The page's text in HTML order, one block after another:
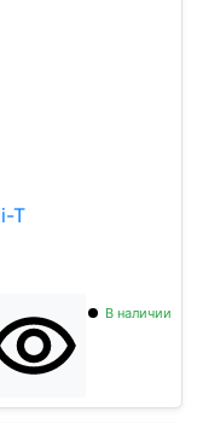
В наличии